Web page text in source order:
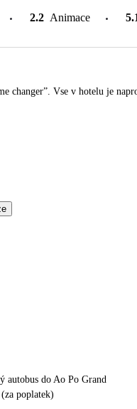
2.2 Animace
changer”. Vse v hotelu je
autobus do Ao Po Grand
poplatek)